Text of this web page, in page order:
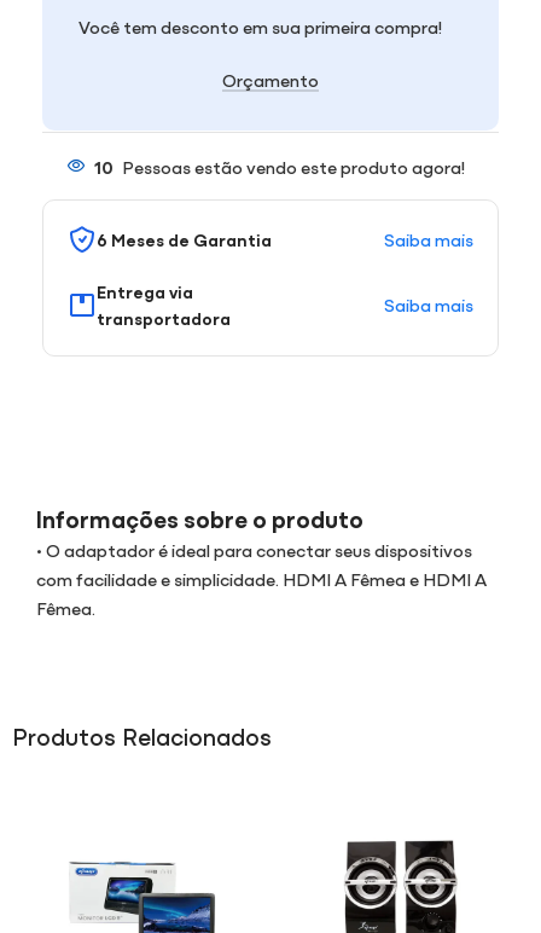
Você tem desconto em sua primeira compra!
Orçamento
10 Pessoas estão vendo este produto agora!
6 Meses de Garantia Saiba mais
Entrega via
transportadora
Saiba mais
Informações sobre o produto
• O adaptador é ideal para conectar seus dispositivos
com facilidade e simplicidade. HDMI A Fêmea e HDMI A
Fêmea.
Produtos Relacionados